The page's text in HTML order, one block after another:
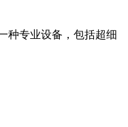
种专业设备，包括超细